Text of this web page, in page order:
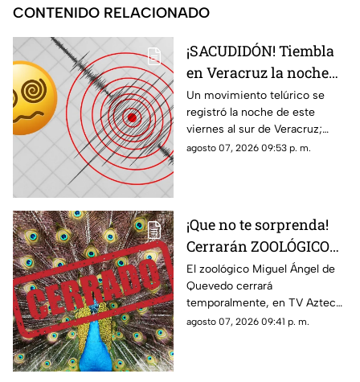
CONTENIDO RELACIONADO
¡SACUDIDÓN! Tiembla
en Veracruz la noche
de HOY viernes 7 de
agosto del 2026; ¿cuál
fue la magnitud y
epicentro?
Un movimiento telúrico se
registró la noche de este
viernes al sur de Veracruz;
habitantes de la zona pudieron
agosto 07, 2026 09:53 p. m.
¡Que no te sorprenda!
Cerrarán ZOOLÓGICO
en Veracruz; ¿será
definitivo?
El zoológico Miguel Ángel de
Quevedo cerrará
temporalmente, en TV Azteca
Veracruz te contamos los
agosto 07, 2026 09:41 p. m.